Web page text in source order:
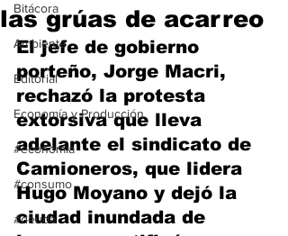
Bitácora
Ambiente
Editorial
Economía y Producción
#economia
#consumo
#deuda
las grúas de acarreo
El jefe de gobierno
porteño, Jorge Macri,
rechazó la protesta
extorsiva que lleva
adelante el sindicato de
Camioneros, que lidera
Hugo Moyano y dejó la
ciudad inundada de